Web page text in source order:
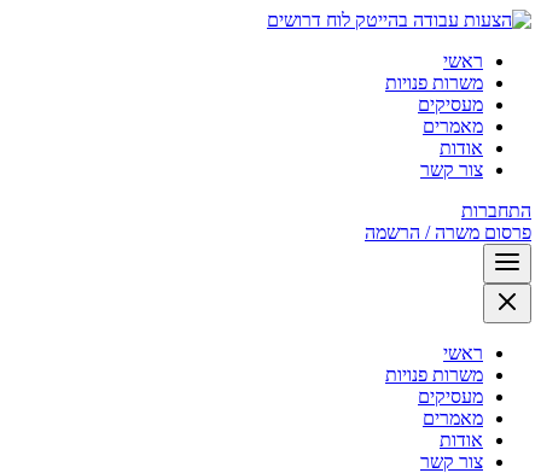
לוח דרושים
ראשי
משרות פנויות
מעסיקים
מאמרים
אודות
צור קשר
התחברות
פרסום משרה / הרשמה
ראשי
משרות פנויות
מעסיקים
מאמרים
אודות
צור קשר